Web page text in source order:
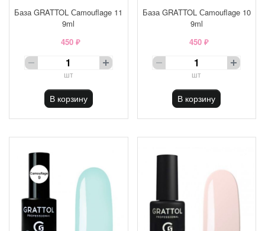
База GRATTOL Сamouflage 11
9ml
450 ₽
шт
В корзину
База GRATTOL Сamouflage 10
9ml
450 ₽
шт
В корзину